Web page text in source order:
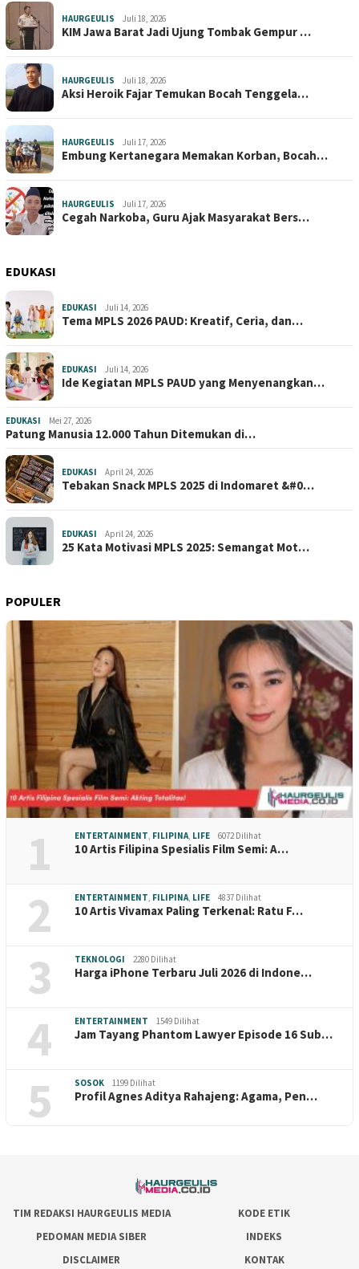
HAURGEULIS Juli 18, 2026
KIM Jawa Barat Jadi Ujung Tombak Gempur …
HAURGEULIS Juli 18, 2026
Aksi Heroik Fajar Temukan Bocah Tenggela…
HAURGEULIS Juli 17, 2026
Embung Kertanegara Memakan Korban, Bocah…
HAURGEULIS Juli 17, 2026
Cegah Narkoba, Guru Ajak Masyarakat Bers…
EDUKASI
EDUKASI Juli 14, 2026
Tema MPLS 2026 PAUD: Kreatif, Ceria, dan…
EDUKASI Juli 14, 2026
Ide Kegiatan MPLS PAUD yang Menyenangkan…
EDUKASI Mei 27, 2026
Patung Manusia 12.000 Tahun Ditemukan di…
EDUKASI April 24, 2026
Tebakan Snack MPLS 2025 di Indomaret &#0…
EDUKASI April 24, 2026
25 Kata Motivasi MPLS 2025: Semangat Mot…
POPULER
1 ENTERTAINMENT FILIPINA LIFE 6072 Dilihat
10 Artis Filipina Spesialis Film Semi: A…
2 ENTERTAINMENT FILIPINA LIFE 4837 Dilihat
10 Artis Vivamax Paling Terkenal: Ratu F…
3 TEKNOLOGI 2280 Dilihat
Harga iPhone Terbaru Juli 2026 di Indone…
4 ENTERTAINMENT 1549 Dilihat
Jam Tayang Phantom Lawyer Episode 16 Sub…
5 SOSOK 1199 Dilihat
Profil Agnes Aditya Rahajeng: Agama, Pen…
TIM REDAKSI HAURGEULIS MEDIA
KODE ETIK
PEDOMAN MEDIA SIBER
INDEKS
DISCLAIMER
KONTAK